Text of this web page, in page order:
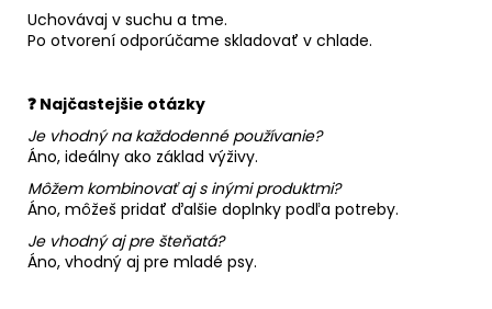
Uchovávaj v suchu a tme.
Po otvorení odporúčame skladovať v chlade.
❓ Najčastejšie otázky
Je vhodný na každodenné používanie?
Áno, ideálny ako základ výživy.
Môžem kombinovať aj s inými produktmi?
Áno, môžeš pridať ďalšie doplnky podľa potreby.
Je vhodný aj pre šteňatá?
Áno, vhodný aj pre mladé psy.